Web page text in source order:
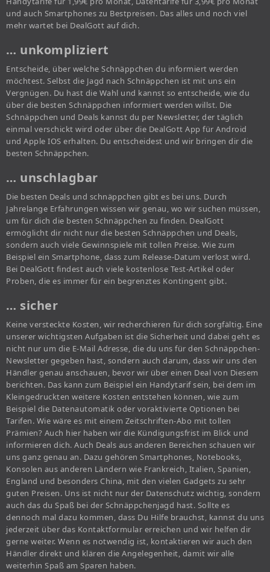
und auch Smartphones zu Bestpreisen. Das alles und noch viel
mehr wartet bei DealGott auf dich.
… unkompliziert
Entscheide, über welche Schnäppchen du informiert werden
möchtest. Selbst die Jagd nach Schnäppchen ist mit uns ein
Vergnügen. Du hast die Wahl und kannst so entscheide, wie du
über die besten Schnäppchen informiert werden willst. Die
Schnäppchen und Deals kannst du per Newsletter, der täglich
einmal verschickt wird oder über die DealGott App für Android
und Apple IOS erhalten. Du entscheidest und wir bringen dir die
besten Schnäppchen.
… unschlagbar
Die besten Deals und schnäppchen gibt es bei uns. Durch
Jahrelange Erfahrungen wissen wir genau, wo wir suchen müssen,
um für dich die besten Schnäppchen zu finden. DealGott
ermöglicht dir nicht nur die besten Schnäppchen und Deals,
sondern auch viele Gewinnspiele mit tollen Preise. Wie zum
Beispiel ein Smartphone, dass zum Release-Datum verlost wird.
Bei DealGott findest auch viele kostenlose Test-Artikel oder
Proben, die es immer für ein begrenztes Kontingent gibt.
… sicher
Keine versteckte Kosten, wir recherchieren für dich sorgfältig. Eine
unserer wichtigsten Aufgaben ist die Sicherheit und dabei geht es
nicht nur um die E-Mail Adresse, die du uns für den Schnäppchen-
Newsletter gegeben hast, sondern auch darum, dass wir uns den
Händler genau anschauen, bevor wir über einen Deal von Diesem
berichten. Das kann zum Beispiel ein Handytarif sein, bei dem im
Kleingedruckten weitere Kosten entstehen können, wie zum
Beispiel die Datenautomatik oder voraktivierte Optionen bei
Tarifen. Wie wäre es mit einem Zeitschriften-Abo mit tollen
Prämien? Auch hier haben wir die Kündigungsfrist im Blick und
informieren dich. Auch Deals aus anderen Bereichen schauen wir
uns ganz genau an. Dazu gehören Smartphones, Notebooks,
Konsolen aus anderen Ländern wie Frankreich, Italien, Spanien,
England und besonders China, mit den vielen Gadgets zu sehr
guten Preisen. Uns ist nicht nur der Datenschutz wichtig, sondern
auch das du Spaß bei der Schnäppchenjagd hast. Sollte es
dennoch mal dazu kommen, dass Du Hilfe brauchst, kannst du uns
jederzeit über das Kontaktformular erreichen und wir helfen dir
gerne weiter. Wenn es notwendig ist, kontaktieren wir auch den
Händler direkt und klären die Angelegenheit, damit wir alle
weiterhin Spaß am Sparen haben.